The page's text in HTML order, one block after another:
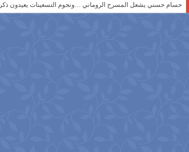
حسام حسني يشعل المسرح الروماني …ونجوم التسعينات يعيدون